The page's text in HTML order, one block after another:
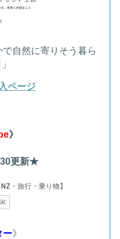
で自然に寄りそう暮ら
ページ
》
更新★
ー》